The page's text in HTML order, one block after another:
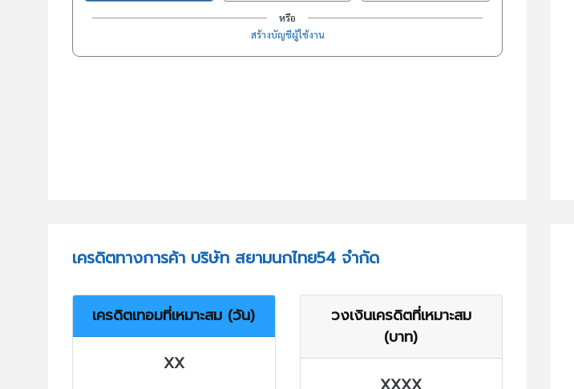
หรือ
สร้างบัญชีผู้ใช้งาน
เครดิตทางการค้า บริษัท สยามนกไทย54 จำกัด
เครดิตเทอมที่เหมาะสม (วัน)
XX
วงเงินเครดิตที่เหมาะสม
(บาท)